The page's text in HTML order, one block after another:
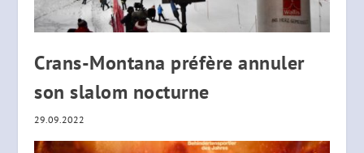
Crans-Montana préfère annuler
son slalom nocturne
29.09.2022